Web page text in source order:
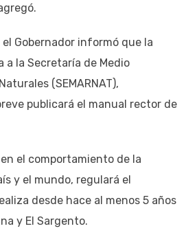
Gobernador informó que la
la Secretaría de Medio
(SEMARNAT),
publicará el manual rector de
el comportamiento de la
y el mundo, regulará el
desde hace al menos 5 años
y El Sargento.